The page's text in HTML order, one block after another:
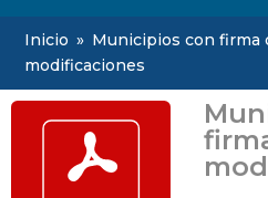
Inicio » Municipios con firma
modificaciones